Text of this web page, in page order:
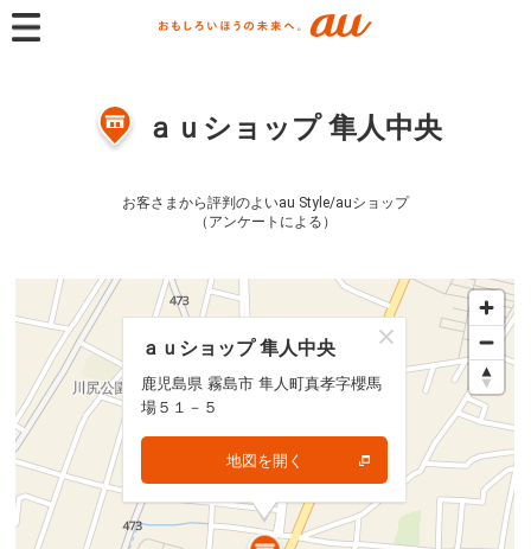
ａｕショップ 隼人中央
お客さまから評判のよいau Style/auショップ
（アンケートによる）
ａｕショップ 隼人中央
鹿児島県 霧島市 隼人町真孝字櫻馬
場５１－５
地図を開く
ａｕショップ 隼人中央
鹿児島県 霧島市 隼人町真孝字櫻馬
場５１－５
地図を開く